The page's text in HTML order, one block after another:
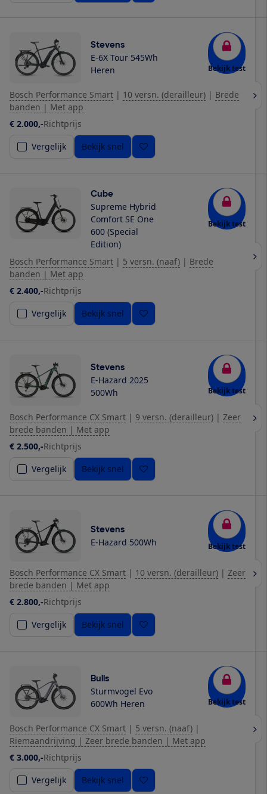
Stevens
E-6X Tour 545Wh
Heren
Bekijk test
Bosch Performance Smart | 10 versn. (derailleur) | Brede
banden | Met app
€ 2.000,-Richtprijs
Vergelijk
Bekijk snel
Cube
Supreme Hybrid
Comfort SE One
600 (Special
Edition)
Bekijk test
Bosch Performance Smart | 5 versn. (naaf) | Brede
banden | Met app
€ 2.400,-Richtprijs
Vergelijk
Bekijk snel
Stevens
E-Hazard 2025
500Wh
Bekijk test
Bosch Performance CX Smart | 9 versn. (derailleur) | Zeer
brede banden | Met app
€ 2.500,-Richtprijs
Vergelijk
Bekijk snel
Stevens
E-Hazard 500Wh Bekijk test
Bosch Performance CX Smart | 10 versn. (derailleur) | Zeer
brede banden | Met app
€ 2.800,-Richtprijs
Vergelijk
Bekijk snel
Bulls
Sturmvogel Evo
600Wh Heren
Bekijk test
Bosch Performance CX Smart | 5 versn. (naaf) |
Riemaandrijving | Zeer brede banden | Met app
€ 3.000,-Richtprijs
Vergelijk
Bekijk snel